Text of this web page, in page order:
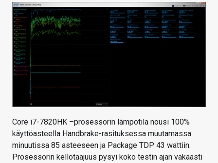
Core i7-7820HK –prosessorin lämpötila nousi 100%
käyttöasteella Handbrake-rasituksessa muutamassa
minuutissa 85 asteeseen ja Package TDP 43 wattiin.
Prosessorin kellotaajuus pysyi koko testin ajan vakaasti